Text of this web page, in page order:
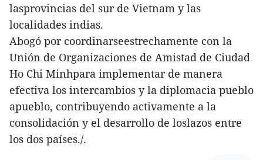
lasprovincias del sur de Vietnam y las
localidades indias.
Abogó por coordinarseestrechamente con la
Unión de Organizaciones de Amistad de Ciudad
Ho Chi Minhpara implementar de manera
efectiva los intercambios y la diplomacia pueblo
apueblo, contribuyendo activamente a la
consolidación y el desarrollo de loslazos entre
los dos países./.